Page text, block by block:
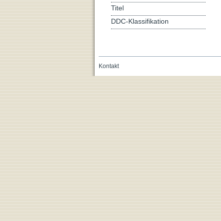
Titel
DDC-Klassifikation
Kontakt